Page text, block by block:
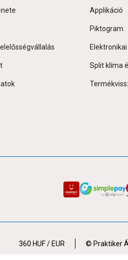
Applikáció
Piktogram
Split klíma
360 HUF / EUR © Praktiker